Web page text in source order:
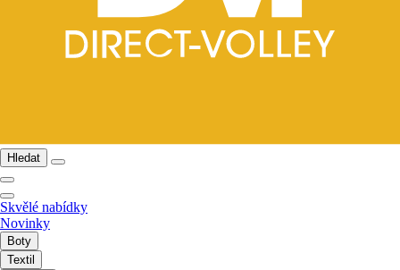
Hledat
Skvělé nabídky
Novinky
Boty
Textil